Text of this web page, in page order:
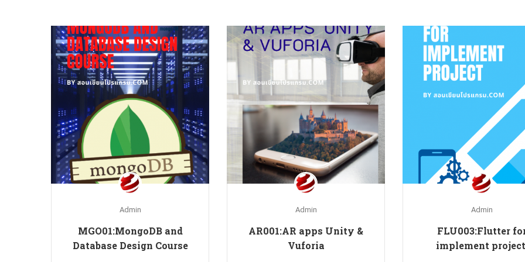
Admin
MGO01:MongoDB and
Database Design Course
Admin
AR001:AR apps Unity &
Vuforia
Admin
FLU003:Flutter
implement